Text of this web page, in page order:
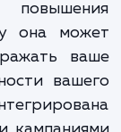
вашей
вам
и